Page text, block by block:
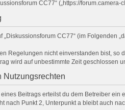
CC77“ („https://
„Diskussionsforum CC77“ (im Folgenden
Regelungen nicht einverstanden bist, so
wird auf unbestimmte Zeit geschlossen
Nutzungsrechten
Beitrags erteilst du dem Betreiber
nach Punkt 2, Unterpunkt a bleibt auch